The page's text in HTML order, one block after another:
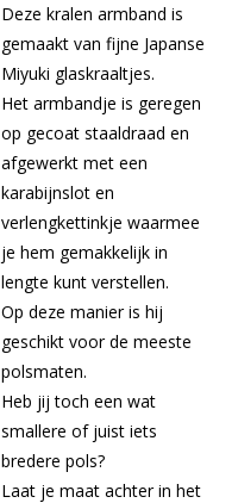
Deze kralen armband is
gemaakt van fijne Japanse
Miyuki glaskraaltjes.
Het armbandje is geregen
op gecoat staaldraad en
afgewerkt met een
karabijnslot en
verlengkettinkje waarmee
je hem gemakkelijk in
lengte kunt verstellen.
Op deze manier is hij
geschikt voor de meeste
polsmaten.
Heb jij toch een wat
smallere of juist iets
bredere pols?
Laat je maat achter in het